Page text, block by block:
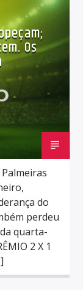
Os
do
perdeu
quarta-
2 X 1